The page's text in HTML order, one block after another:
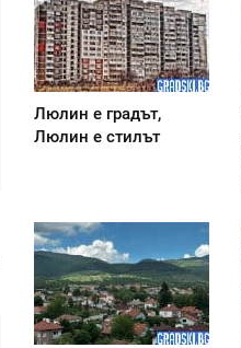
Люлин е градът,
Люлин е стилът